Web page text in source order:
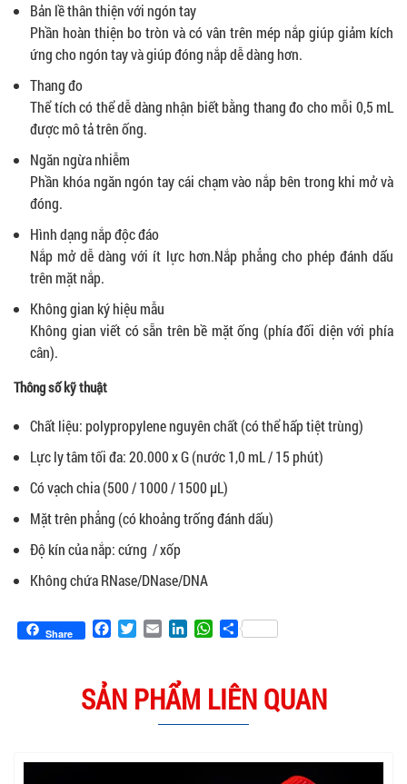
Bản lề thân thiện với ngón tay
Phần hoàn thiện bo tròn và có vân trên mép nắp giúp giảm kích
ứng cho ngón tay và giúp đóng nắp dễ dàng hơn.
Thang đo
Thể tích có thể dễ dàng nhận biết bằng thang đo cho mỗi 0,5 mL
được mô tả trên ống.
Ngăn ngừa nhiễm
Phần khóa ngăn ngón tay cái chạm vào nắp bên trong khi mở và
đóng.
Hình dạng nắp độc đáo
Nắp mở dễ dàng với ít lực hơn.Nắp phẳng cho phép đánh dấu
trên mặt nắp.
Không gian ký hiệu mẫu
Không gian viết có sẵn trên bề mặt ống (phía đối diện với phía
cân).
Thông số kỹ thuật
Chất liệu: polypropylene nguyên chất (có thể hấp tiệt trùng)
Lực ly tâm tối đa: 20.000 x G (nước 1,0 mL / 15 phút)
Có vạch chia (500 / 1000 / 1500 µL)
Mặt trên phẳng (có khoảng trống đánh dấu)
Độ kín của nắp: cứng / xốp
Không chứa RNase/DNase/DNA
Share FacebookTwitterEmail LinkedInWhatsApp
Share
SẢN PHẨM LIÊN QUAN